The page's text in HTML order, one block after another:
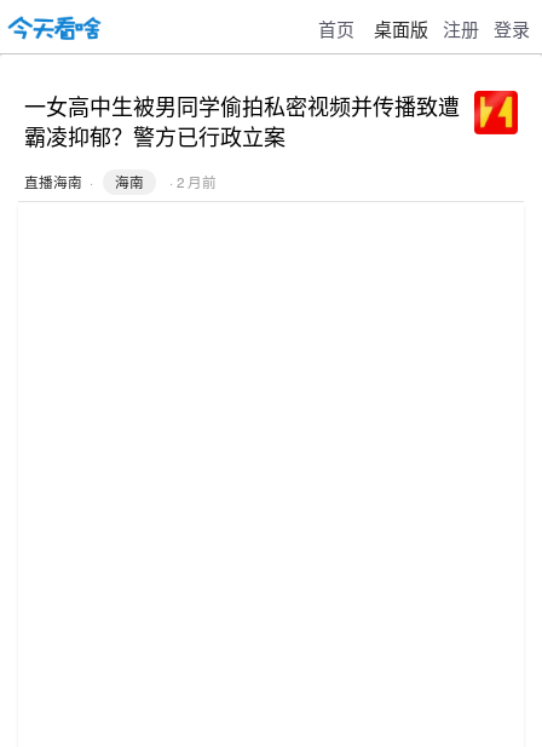
首页 桌面版 注册 登录
一女高中生被男同学偷拍私密视频并传播致遭
霸凌抑郁？警方已行政立案
直播海南 · 海南 · 2 月前